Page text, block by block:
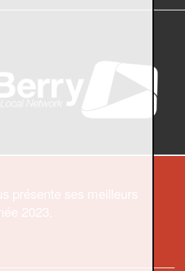
présente ses meilleurs
2023.